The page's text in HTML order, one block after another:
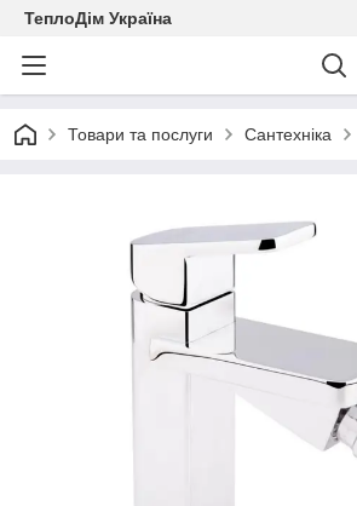
ТеплоДім Україна
Товари та послуги Сантехніка